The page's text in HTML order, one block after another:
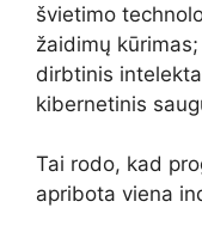
švietimo
žaidimų kūrimas;
dirbtinis
kibernetinis
Tai rodo, kad
apribota viena